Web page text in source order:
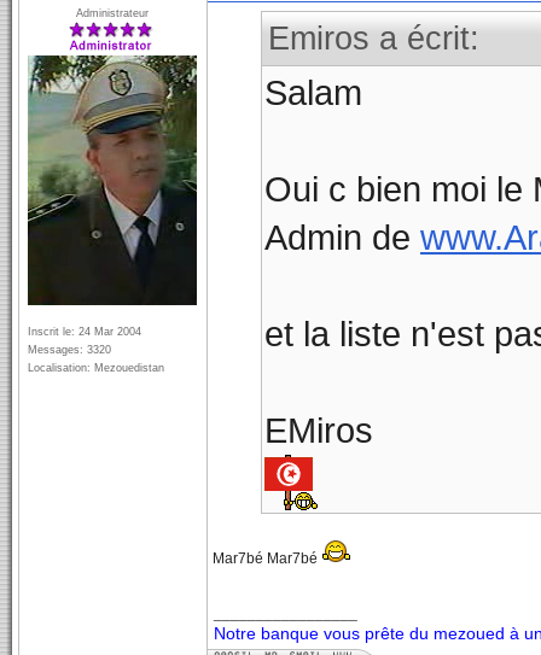
Administrateur
Inscrit le: 24 Mar 2004
Messages: 3320
Localisation: Mezouedistan
Emiros a écrit:
Salam
Oui c bien moi le
Admin de
et la liste n'est
EMiros
Mar7bé Mar7bé
Notre banque vous prête du mezoued à